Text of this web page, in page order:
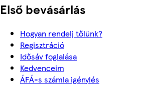
Első bevásárlás
Hogyan rendelj tőlünk?
Regisztráció
Idősáv foglalása
Kedvenceim
ÁFÁ-s számla igénylés